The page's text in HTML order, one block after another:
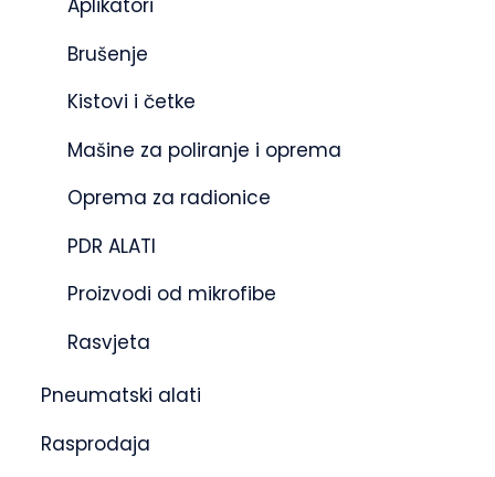
Aplikatori
Brušenje
Kistovi i četke
Mašine za poliranje i oprema
Oprema za radionice
PDR ALATI
Proizvodi od mikrofibe
Rasvjeta
Pneumatski alati
Rasprodaja